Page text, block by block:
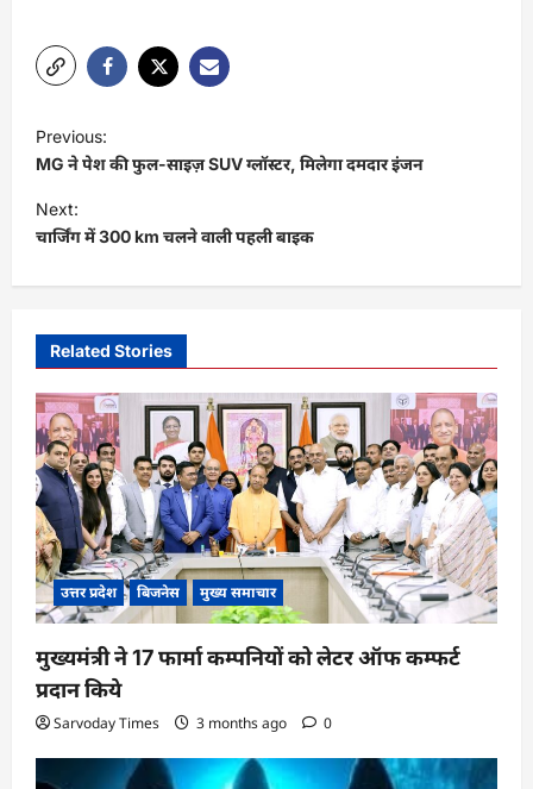
o
s
t
v
g
a
t
i
o
n
Previous:
MG ने पेश की फुल-साइज़ SUV ग्लॉस्टर, मिलेगा दमदार इंजन
Next:
चार्जिंग में 300 km चलने वाली पहली बाइक
Related Stories
उत्तर प्रदेश बिजनेस मुख्य समाचार
मुख्यमंत्री ने 17 फार्मा कम्पनियों को लेटर ऑफ कम्फर्ट
प्रदान किये
Sarvoday Times 3 months ago 0